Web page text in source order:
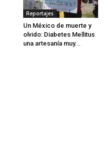
Reportajes
Un México de muerte y
olvido: Diabetes Mellitus
una artesanía muy...